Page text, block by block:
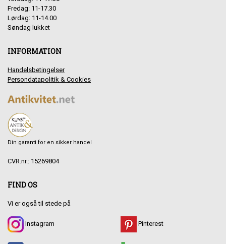
Fredag: 11-17.30
Lørdag: 11-14.00
Søndag lukket
INFORMATION
Handelsbetingelser
Persondatapolitik & Cookies
Din garanti for en sikker handel
CVR.nr.: 15269804
FIND OS
Vi er også til stede på
Instagram Pinterest